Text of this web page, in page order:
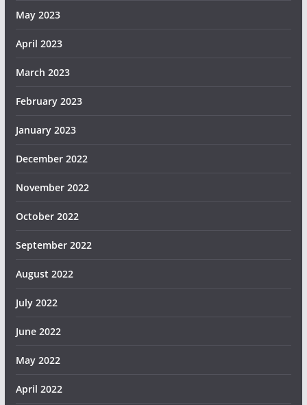
May 2023
April 2023
March 2023
February 2023
January 2023
December 2022
November 2022
October 2022
September 2022
August 2022
July 2022
June 2022
May 2022
April 2022